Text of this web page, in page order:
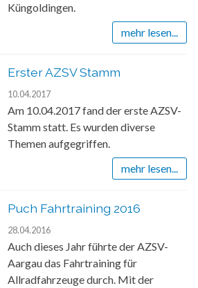
Küngoldingen.
mehr lesen...
Erster AZSV Stamm
10.04.2017
Am 10.04.2017 fand der erste AZSV-
Stamm statt. Es wurden diverse
Themen aufgegriffen.
mehr lesen...
Puch Fahrtraining 2016
28.04.2016
Auch dieses Jahr führte der AZSV-
Aargau das Fahrtraining für
Allradfahrzeuge durch. Mit der